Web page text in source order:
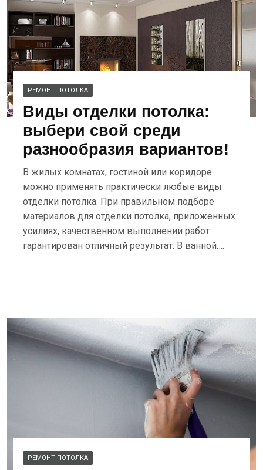
РЕМОНТ ПОТОЛКА
Виды отделки потолка:
выбери свой среди
разнообразия вариантов!
В жилых комнатах, гостиной или коридоре
можно применять практически любые виды
отделки потолка. При правильном подборе
материалов для отделки потолка, приложенных
усилиях, качественном выполнении работ
гарантирован отличный результат. В ванной….
РЕМОНТ ПОТОЛКА